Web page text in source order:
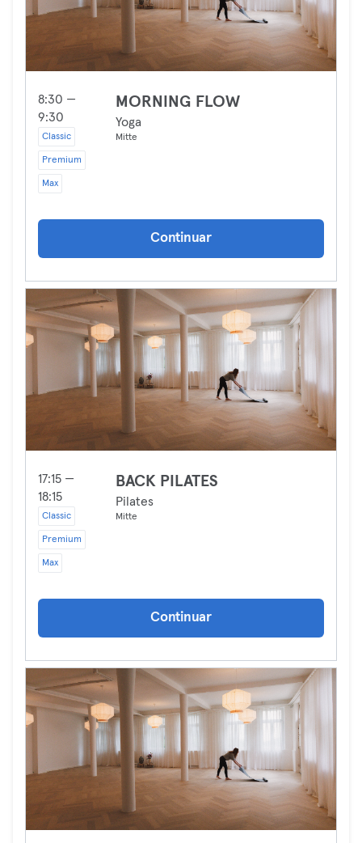
8:30 —
9:30
Classic
Premium
Max
MORNING FLOW
Yoga
Mitte
Continuar
17:15 —
18:15
Classic
Premium
Max
BACK PILATES
Pilates
Mitte
Continuar